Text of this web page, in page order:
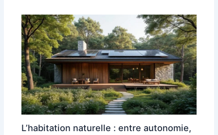
L’habitation naturelle : entre autonomie,